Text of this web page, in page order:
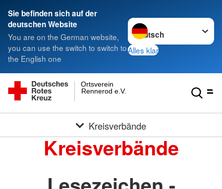
Sie befinden sich auf der
deutschen Website
You are on the German website,
you can use the switch to switch to
the English one
Sprache wechseln zu
Alles klar
Rennerod e.V.
Ortsverein
Kreisverbände
Kreisverbände